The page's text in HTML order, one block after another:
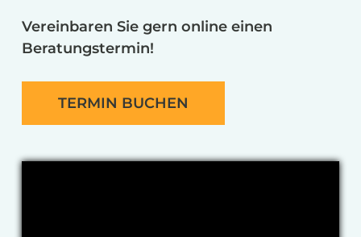
Vereinbaren Sie gern online einen
Beratungstermin!
TERMIN BUCHEN